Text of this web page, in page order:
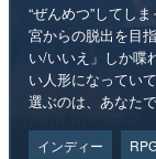
“ぜんめつ”してし
宮からの脱出を目
い/いいえ」しか喋
い人形になってい
選ぶのは、あなたで
インディー